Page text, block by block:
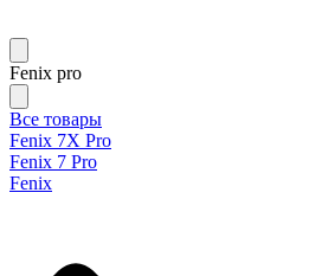
Fenix pro
Все товары
Fenix 7X Pro
Fenix 7 Pro
Fenix